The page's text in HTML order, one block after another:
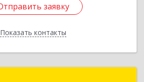
заявку
Показать контакты
заявку
Назад